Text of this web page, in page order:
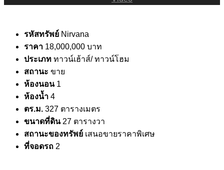
รหัสทรัพย์ Nirvana
ราคา 18,000,000 บาท
ประเภท ทาวน์เฮ้าส์/ ทาวน์โฮม
สถานะ ขาย
ห้องนอน 1
ห้องน้ำ 4
ตร.ม. 327 ตารางเมตร
ขนาดที่ดิน 27 ตารางวา
สถานะของทรัพย์ เสนอขายราคาพิเศษ
ที่จอดรถ 2